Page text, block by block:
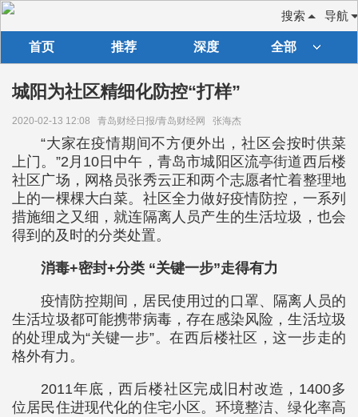
导航
搜索
首页 推荐 深度 全部
城阳为社区精细化防控“打样”
2020-02-13 12:08 青岛财经日报/青岛财经网 张海杰
“大家在疫情期间不方便外出，社区会按时供菜
上门。”2月10日中午，青岛市城阳区流亭街道西后楼
社区广场，网格员张秀云正和两个志愿者忙着整理地
上的一棵棵大白菜。社区全力做好疫情防控，一系列
措施细之又细，就连隔离人员产生的生活垃圾，也会
得到的及时的分类处置。
消毒+密封+分类 “关键一步”走得有力
疫情防控期间，居民使用过的口罩、隔离人员的
生活垃圾都可能携带病毒，存在感染风险，生活垃圾
的处理成为“关键一步”。在西后楼社区，这一步走的
格外有力。
2011年底，西后楼社区完成旧村改造，1400多
位居民住进现代化的住宅小区。环境整洁、绿化率高